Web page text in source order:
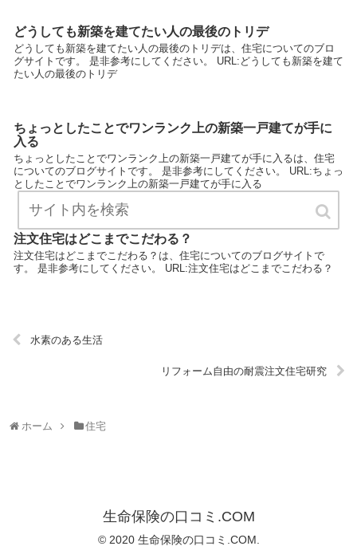
どうしても新築を建てたい人の最後のトリデ
どうしても新築を建てたい人の最後のトリデは、住宅についてのブロ
グサイトです。 是非参考にしてください。 URL:どうしても新築を建て
たい人の最後のトリデ
ちょっとしたことでワンランク上の新築一戸建てが手に
入る
ちょっとしたことでワンランク上の新築一戸建てが手に入るは、住宅
についてのブログサイトです。 是非参考にしてください。 URL:ちょっ
としたことでワンランク上の新築一戸建てが手に入る
注文住宅はどこまでこだわる？
注文住宅はどこまでこだわる？は、住宅についてのブログサイトで
す。 是非参考にしてください。 URL:注文住宅はどこまでこだわる？
水素のある生活
リフォーム自由の耐震注文住宅研究
ホーム 住宅
生命保険の口コミ.COM
© 2020 生命保険の口コミ.COM.